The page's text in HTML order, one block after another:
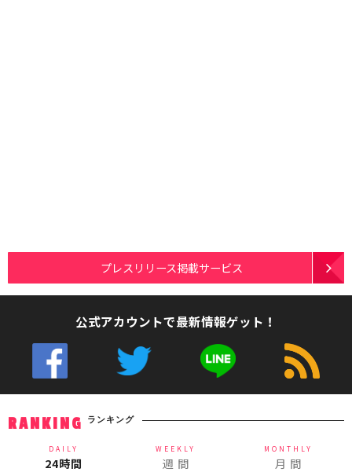
プレスリリース掲載サービス
公式アカウントで最新情報ゲット！
RANKING ランキング
DAILY
24時間
WEEKLY
週 間
MONTHLY
月 間